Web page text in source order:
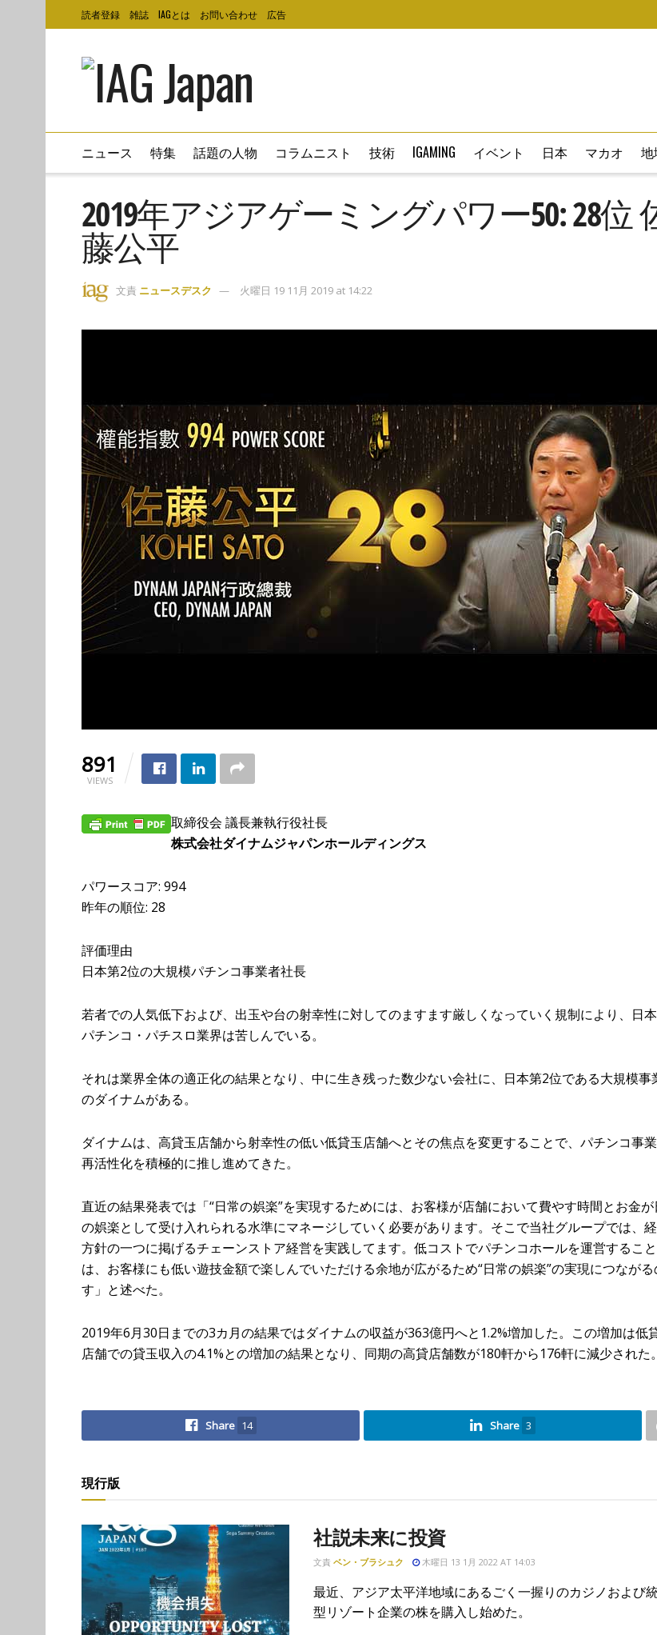
読者登録 雑誌 IAGとは お問い合わせ 広告
ニュース 特集 話題の人物 コラムニスト 技術 IGAMING イベント 日本 マカオ
2019年アジアゲーミングパワー50: 28位
藤公平
文責 ニュースデスク 火曜日 19 11月 2019 at 14:22
891
VIEWS
取締役会 議長兼執行役社長
株式会社ダイナムジャパンホールディングス
パワースコア: 994
昨年の順位: 28
評価理由
日本第2位の大規模パチンコ事業者社長
若者での人気低下および、出玉や台の射幸性に対してのますます厳しくなっていく規制により、日
パチンコ・パチスロ業界は苦しんでいる。
それは業界全体の適正化の結果となり、中に生き残った数少ない会社に、日本第2位である大規模事
のダイナムがある。
ダイナムは、高貸玉店舗から射幸性の低い低貸玉店舗へとその焦点を変更することで、パチンコ事
再活性化を積極的に推し進めてきた。
直近の結果発表では「“日常の娯楽”を実現するためには、お客様が店舗において費やす時間とお金が
の娯楽として受け入れられる水準にマネージしていく必要があります。そこで当社グループでは、
方針の一つに掲げるチェーンストア経営を実践してます。低コストでパチンコホールを運営すること
は、お客様にも低い遊技金額で楽しんでいただける余地が広がるため“日常の娯楽”の実現につなが
す」と述べた。
2019年6月30日までの3カ月の結果ではダイナムの収益が363億円へと1.2%増加した。この増加は低
店舗での貸玉収入の4.1%との増加の結果となり、同期の高貸店舗数が180軒から176軒に減少された。
Share 14 Share 3
現行版
社説未来に投資
文責 ベン・ブラシュク 木曜日 13 1月 2022 AT 14:03
最近、アジア太平洋地域にあるごく一握りのカジノおよび
型リゾート企業の株を購入し始めた。